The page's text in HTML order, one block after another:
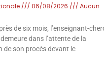
06/08/2026
Aucun
de six mois, l’enseignant-
dans l’attente de la
de son procès devant le